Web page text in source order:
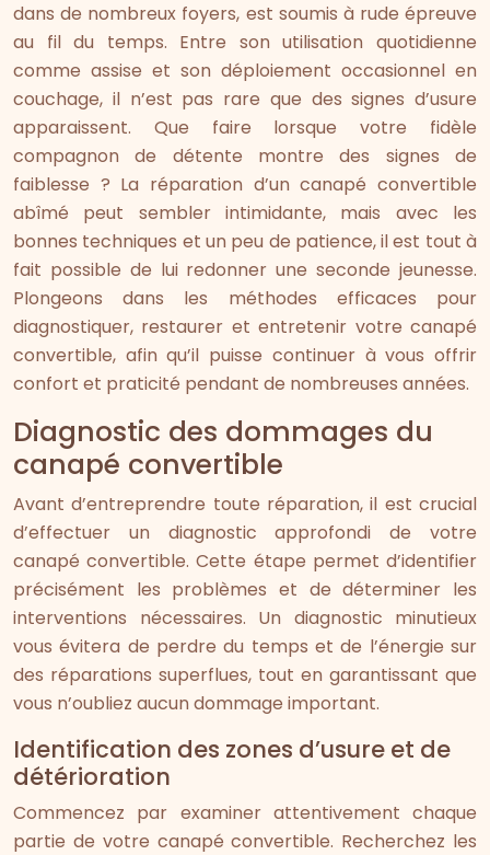
dans de nombreux foyers, est soumis à rude épreuve
au fil du temps. Entre son utilisation quotidienne
comme assise et son déploiement occasionnel en
couchage, il n’est pas rare que des signes d’usure
apparaissent. Que faire lorsque votre fidèle
compagnon de détente montre des signes de
faiblesse ? La réparation d’un canapé convertible
abîmé peut sembler intimidante, mais avec les
bonnes techniques et un peu de patience, il est tout à
fait possible de lui redonner une seconde jeunesse.
Plongeons dans les méthodes efficaces pour
diagnostiquer, restaurer et entretenir votre canapé
convertible, afin qu’il puisse continuer à vous offrir
confort et praticité pendant de nombreuses années.
Diagnostic des dommages du
canapé convertible
Avant d’entreprendre toute réparation, il est crucial
d’effectuer un diagnostic approfondi de votre
canapé convertible. Cette étape permet d’identifier
précisément les problèmes et de déterminer les
interventions nécessaires. Un diagnostic minutieux
vous évitera de perdre du temps et de l’énergie sur
des réparations superflues, tout en garantissant que
vous n’oubliez aucun dommage important.
Identification des zones d’usure et de
détérioration
Commencez par examiner attentivement chaque
partie de votre canapé convertible. Recherchez les